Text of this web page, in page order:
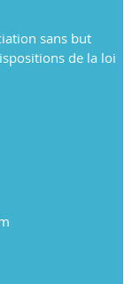
sans but
de la loi